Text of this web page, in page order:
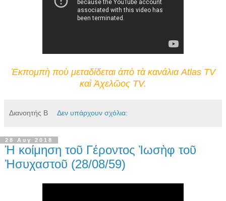
Ἐκπομπὴ ποὺ μεταδίδεται ἀπὸ τὰ κανάλια Atlas TV
καὶ Ἀχελῶος TV.
Διανοητής Β Δεν υπάρχουν σχόλια:
28 Αυγ 2018
Ἡ κοίμηση τοῦ Γέροντος Ἰωσὴφ τοῦ
Ἠσυχαστοῦ (28/08/59)